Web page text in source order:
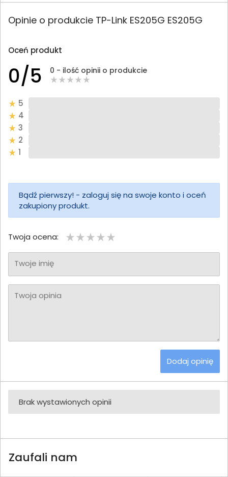
Opinie o produkcie TP-Link ES205G ES205G
Oceń produkt
0/5 0 - ilość opinii o produkcie
5
4
3
2
1
Bądź pierwszy! - zaloguj się na swoje konto i oceń
zakupiony produkt.
Twoja ocena:
Twoje imię
Twoja opinia
Dodaj opinię
Brak wystawionych opinii
Zaufali nam